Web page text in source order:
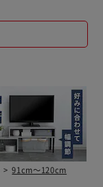
91cm～120cm